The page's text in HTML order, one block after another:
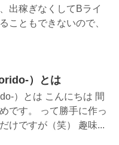
出稼ぎなくしてBライ
こともできないので、
）とは
）とは こんにちは 間
です。 って勝手に作っ
けですが（笑） 趣味...